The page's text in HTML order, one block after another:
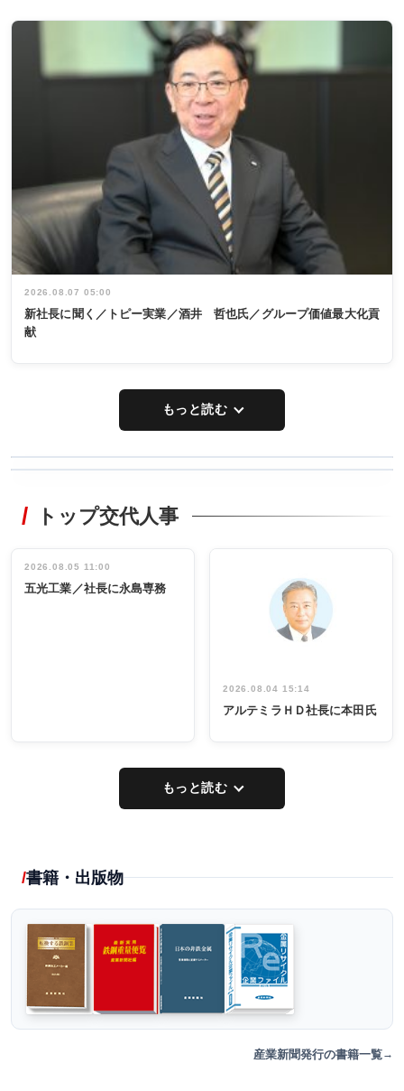
2026.08.07 05:00
新社長に聞く／トピー実業／酒井 哲也氏／グループ価値最大化貢
献
もっと読む
非鉄業界で
インタビュ
ー／社内ア
タックトレー
祝う 業界関
係者ら220人
出席
トップ交代人事
2026.08.05 11:00
五光工業／社長に永島専務
2026.08.04 15:14
アルテミラＨＤ社長に本田氏
もっと読む
書籍・出版物
産業新聞発行の書籍一覧